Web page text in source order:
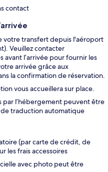
contact
votre transfert depuis l'aéroport
Veuillez contacter
l’arrivée pour fournir les
arrivée grâce aux
la confirmation de réservation.
vous accueillera sur place.
par l’hébergement peuvent être
de traduction automatique
(par carte de crédit, de
les frais accessoires
avec photo peut être